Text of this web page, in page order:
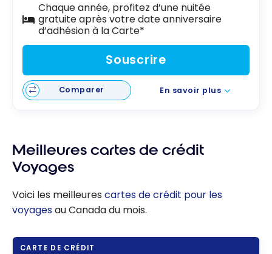
Chaque année, profitez d’une nuitée
gratuite après votre date anniversaire
d’adhésion à la Carte*
Souscrire
Comparer En savoir plus
Meilleures cartes de crédit
Voyages
Voici les meilleures cartes de crédit pour les
voyagesau Canada du mois.
CARTE DE CRÉDIT